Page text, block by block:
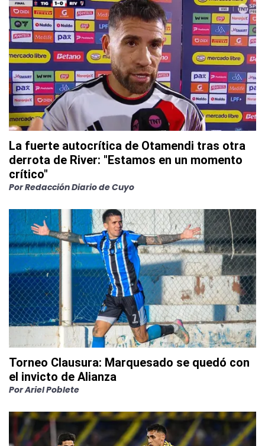
La fuerte autocrítica de Otamendi tras otra
derrota de River: "Estamos en un momento
crítico"
PorRedacción Diario de Cuyo
Torneo Clausura: Marquesado se quedó con
el invicto de Alianza
PorAriel Poblete